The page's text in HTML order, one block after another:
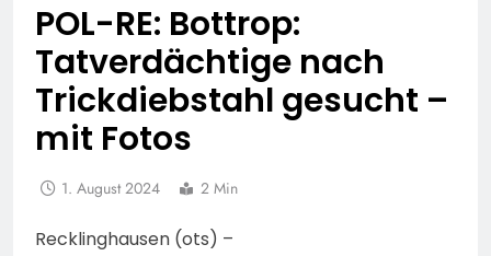
POL-RE: Bottrop:
Tatverdächtige nach
Trickdiebstahl gesucht –
mit Fotos
1. August 2024 2 Min
Recklinghausen (ots) –